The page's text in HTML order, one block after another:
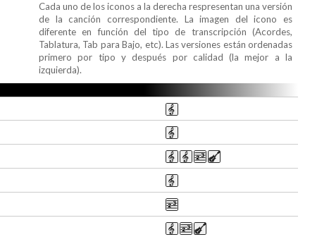
Cada uno de los iconos a la derecha respresentan una versión
de la canción correspondiente. La imagen del icono es
diferente en función del tipo de transcripción (Acordes,
Tablatura, Tab para Bajo, etc). Las versiones están ordenadas
primero por tipo y después por calidad (la mejor a la
izquierda).